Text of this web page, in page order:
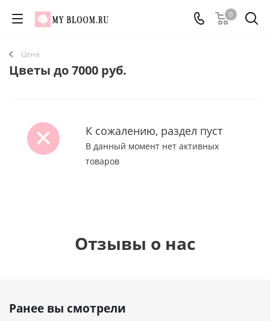
0
Цена
Цветы до 7000 руб.
К сожалению, раздел пуст
В данный момент нет активных
товаров
Отзывы о нас
Ранее вы смотрели